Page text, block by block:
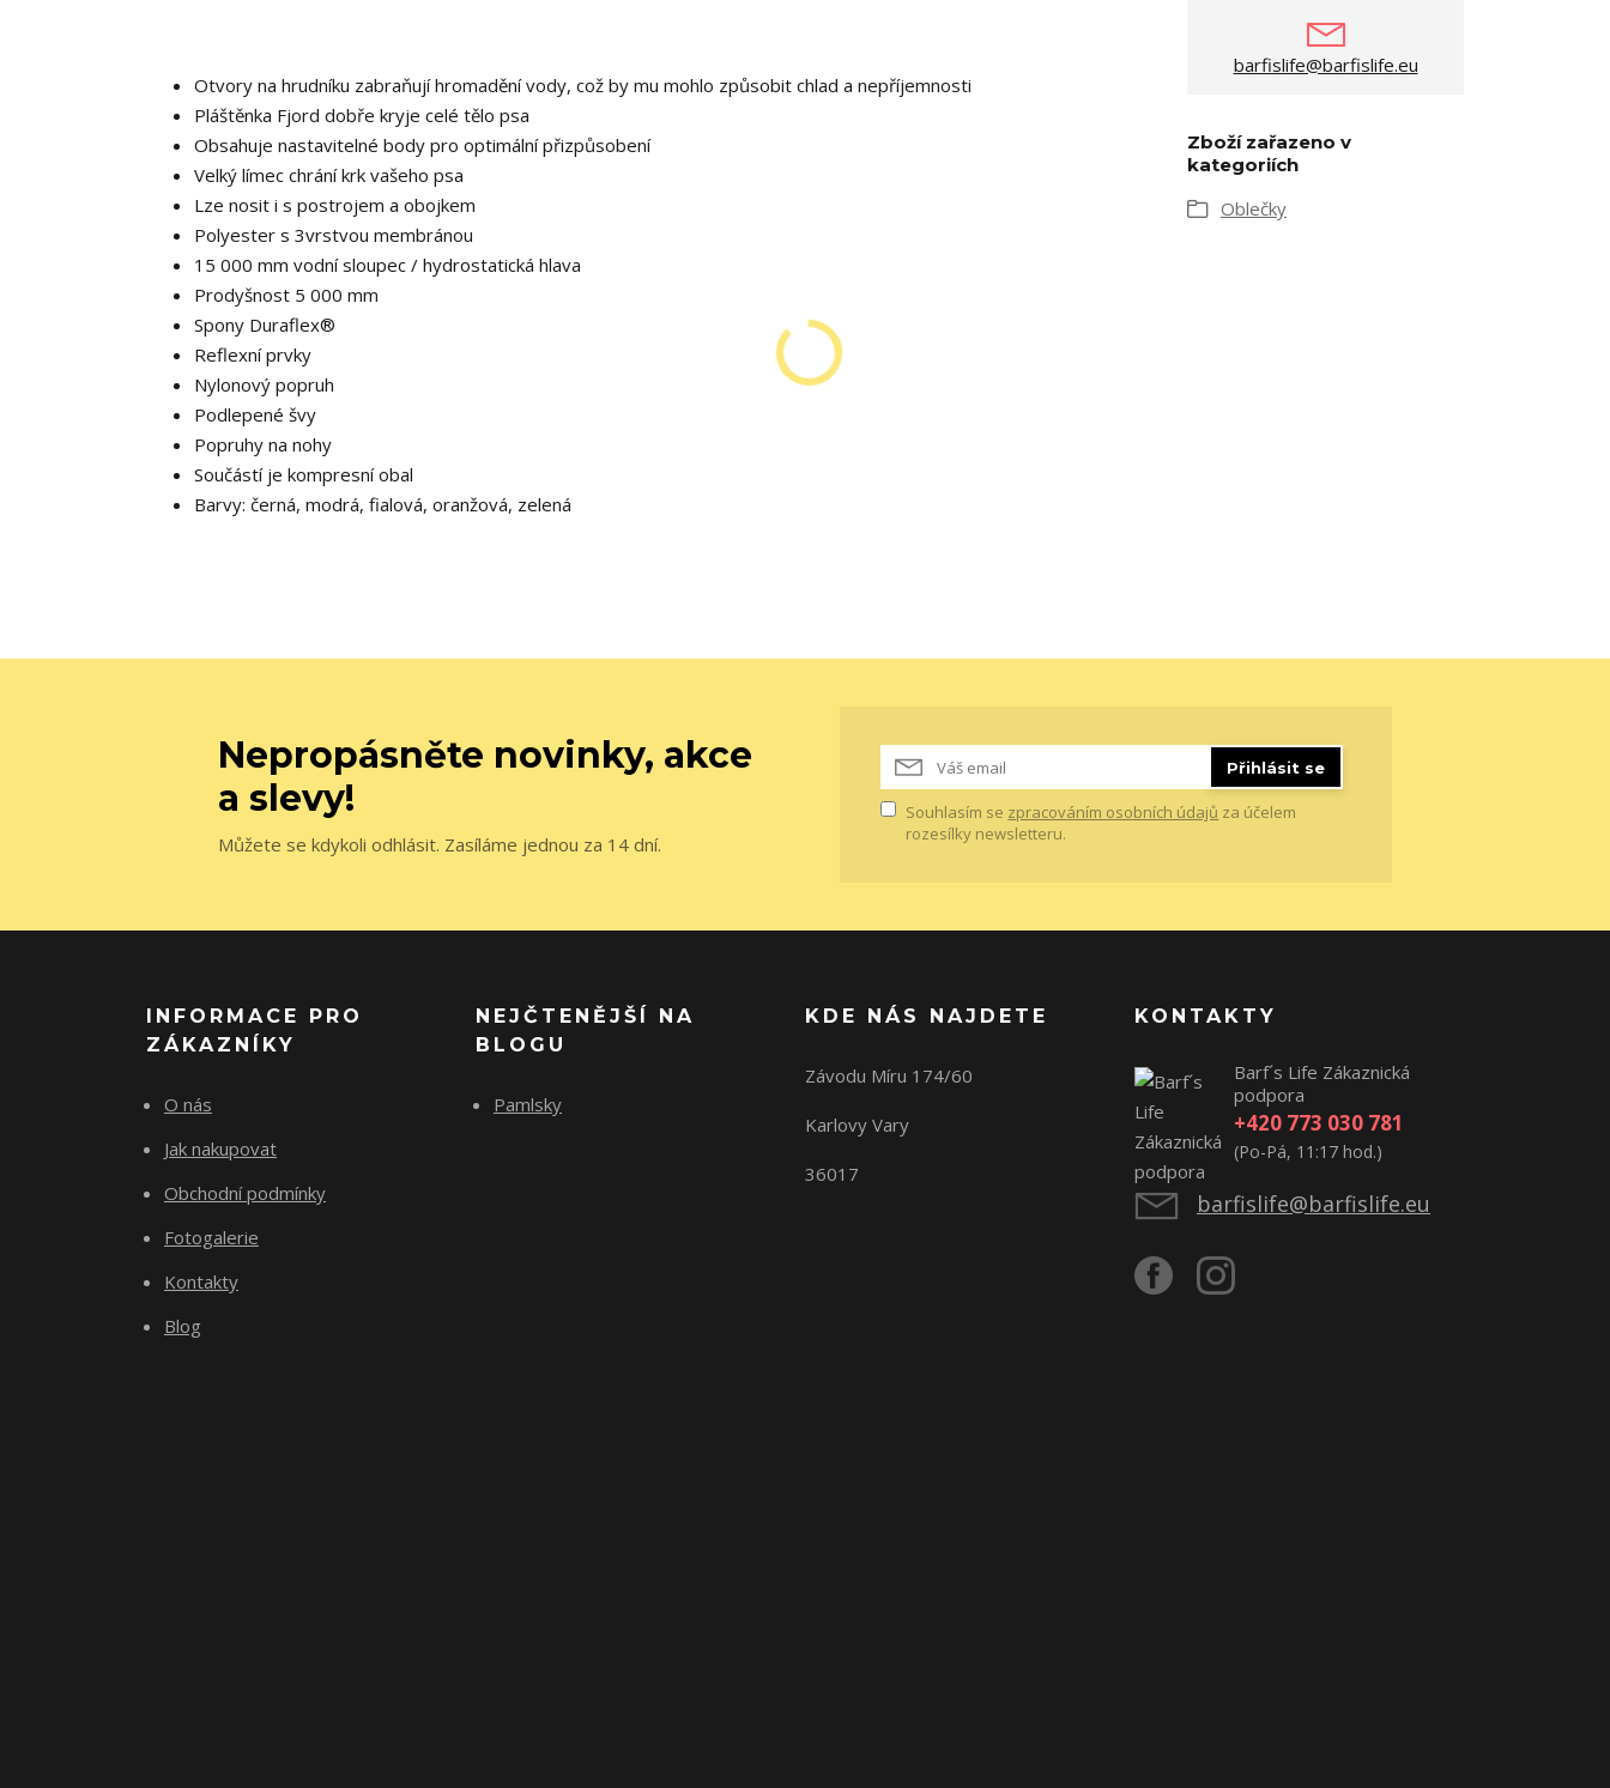
Otvory na hrudníku zabraňují hromadění vody, což by mu mohlo způsobit chlad a nepříjemnosti
Pláštěnka Fjord dobře kryje celé tělo psa
Obsahuje nastavitelné body pro optimální přizpůsobení
Velký límec chrání krk vašeho psa
Lze nosit i s postrojem a obojkem
Polyester s 3vrstvou membránou
15 000 mm vodní sloupec / hydrostatická hlava
Prodyšnost 5 000 mm
Spony Duraflex®
Reflexní prvky
Nylonový popruh
Podlepené švy
Popruhy na nohy
Součástí je kompresní obal
Barvy: černá, modrá, fialová, oranžová, zelená
barfislife@barfislife.eu
Zboží zařazeno v
kategoriích
Oblečky
Nepropásněte novinky, akce
a slevy!
Můžete se kdykoli odhlásit. Zasíláme jednou za 14 dní.
Přihlásit se
Souhlasím se zpracováním osobních údajů za účelem
rozesílky newsletteru.
INFORMACE PRO
ZÁKAZNÍKY
O nás
Jak nakupovat
Obchodní podmínky
Fotogalerie
Kontakty
Blog
NEJČTENĚJŠÍ NA
BLOGU
Pamlsky
KDE NÁS NAJDETE
Závodu Míru 174/60
Karlovy Vary
36017
KONTAKTY
Barf´s Life Zákaznická
podpora
+420 773 030 781
(Po-Pá, 11:17 hod.)
barfislife@barfislife.eu